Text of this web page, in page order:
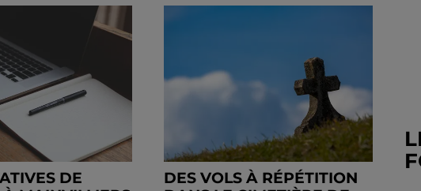
DE
DES VOLS À RÉPÉTITION